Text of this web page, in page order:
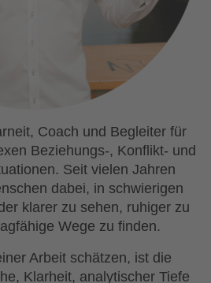
Coach und Begleiter für
Beziehungs-, Konflikt- und
Seit vielen Jahren
dabei, in schwierigen
klarer zu sehen, ruhiger zu
Wege zu finden.
Arbeit schätzen, ist die
Klarheit, analytischer Tiefe